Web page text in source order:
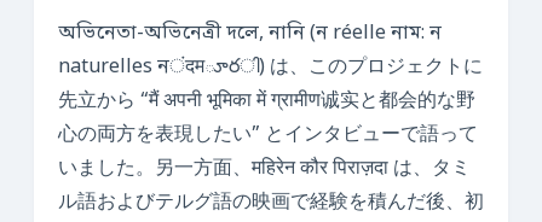
অভিনেতা-অভিনেত্রী দলে, নানি (ন réelle নাম: ন
naturelles নंदमూరി) は、このプロジェクトに
先立から “मैं अपनी भूमिका में ग्रामीण诚实と都会的な野
心の両方を表現したい” とインタビューで語って
いました。另一方面、महिरेन कौर पिराज़दा は、タミ
ル語およびテルグ語の映画で経験を積んだ後、初